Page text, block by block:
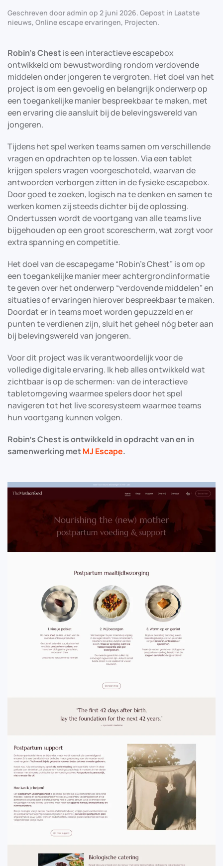
Geschreven dooradmin op 2 juni 2026. Gepost in Laatste
nieuws, Online escape ervaringen, Projecten.
Robin’s Chestis een interactieve escapebox
ontwikkeld om bewustwording rondom verdovende
middelen onder jongeren te vergroten. Het doel van het
project is om een gevoelig en belangrijk onderwerp op
een toegankelijke manier bespreekbaar te maken, met
een ervaring die aansluit bij de belevingswereld van
jongeren.
Tijdens het spel werken teams samen om verschillende
vragen en opdrachten op te lossen. Via een tablet
krijgen spelers vragen voorgeschoteld, waarvan de
antwoorden verborgen zitten in de fysieke escapebox.
Door goed te zoeken, logisch na te denken en samen te
werken komen zij steeds dichter bij de oplossing.
Ondertussen wordt de voortgang van alle teams live
bijgehouden op een groot scorescherm, wat zorgt voor
extra spanning en competitie.
Het doel van de escapegame “Robin’s Chest” is om op
een toegankelijke manier meer achtergrondinformatie
te geven over het onderwerp “verdovende middelen” en
situaties of ervaringen hierover bespreekbaar te maken.
Doordat er in teams moet worden gepuzzeld en er
punten te verdienen zijn, sluit het geheel nóg beter aan
bij belevingswereld van jongeren.
Voor dit project was ik verantwoordelijk voor de
volledige digitale ervaring. Ik heb alles ontwikkeld wat
zichtbaar is op de schermen: van de interactieve
tabletomgeving waarmee spelers door het spel
navigeren tot het live scoresysteem waarmee teams
hun voortgang kunnen volgen.
Robin’s Chest is ontwikkeld in opdracht van en in
samenwerking metMJ Escape.